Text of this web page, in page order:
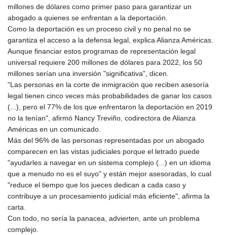
millones de dólares como primer paso para garantizar un
abogado a quienes se enfrentan a la deportación.
Como la deportación es un proceso civil y no penal no se
garantiza el acceso a la defensa legal, explica Alianza Américas.
Aunque financiar estos programas de representación legal
universal requiere 200 millones de dólares para 2022, los 50
millones serían una inversión "significativa", dicen.
"Las personas en la corte de inmigración que reciben asesoría
legal tienen cinco veces más probabilidades de ganar los casos
(...), pero el 77% de los que enfrentaron la deportación en 2019
no la tenían", afirmó Nancy Treviño, codirectora de Alianza
Américas en un comunicado.
Más del 96% de las personas representadas por un abogado
comparecen en las vistas judiciales porque el letrado puede
"ayudarles a navegar en un sistema complejo (...) en un idioma
que a menudo no es el suyo" y están mejor asesoradas, lo cual
"reduce el tiempo que los jueces dedican a cada caso y
contribuye a un procesamiento judicial más eficiente", afirma la
carta.
Con todo, no sería la panacea, advierten, ante un problema
complejo.